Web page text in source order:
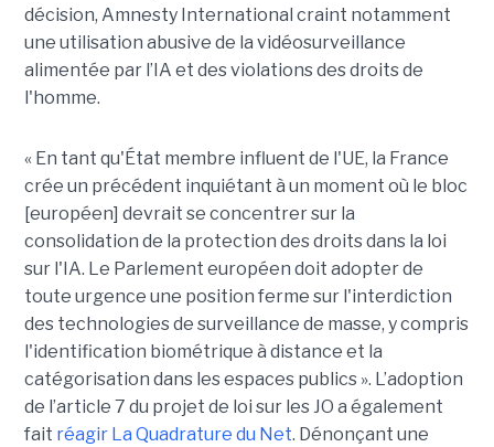
décision, Amnesty International craint notamment
une utilisation abusive de la vidéosurveillance
alimentée par l’IA et des violations des droits de
l'homme.
« En tant qu'État membre influent de l'UE, la France
crée un précédent inquiétant à un moment où le bloc
[européen] devrait se concentrer sur la
consolidation de la protection des droits dans la loi
sur l'IA. Le Parlement européen doit adopter de
toute urgence une position ferme sur l'interdiction
des technologies de surveillance de masse, y compris
l'identification biométrique à distance et la
catégorisation dans les espaces publics ». L’adoption
de l’article 7 du projet de loi sur les JO a également
fait réagir La Quadrature du Net. Dénonçant une